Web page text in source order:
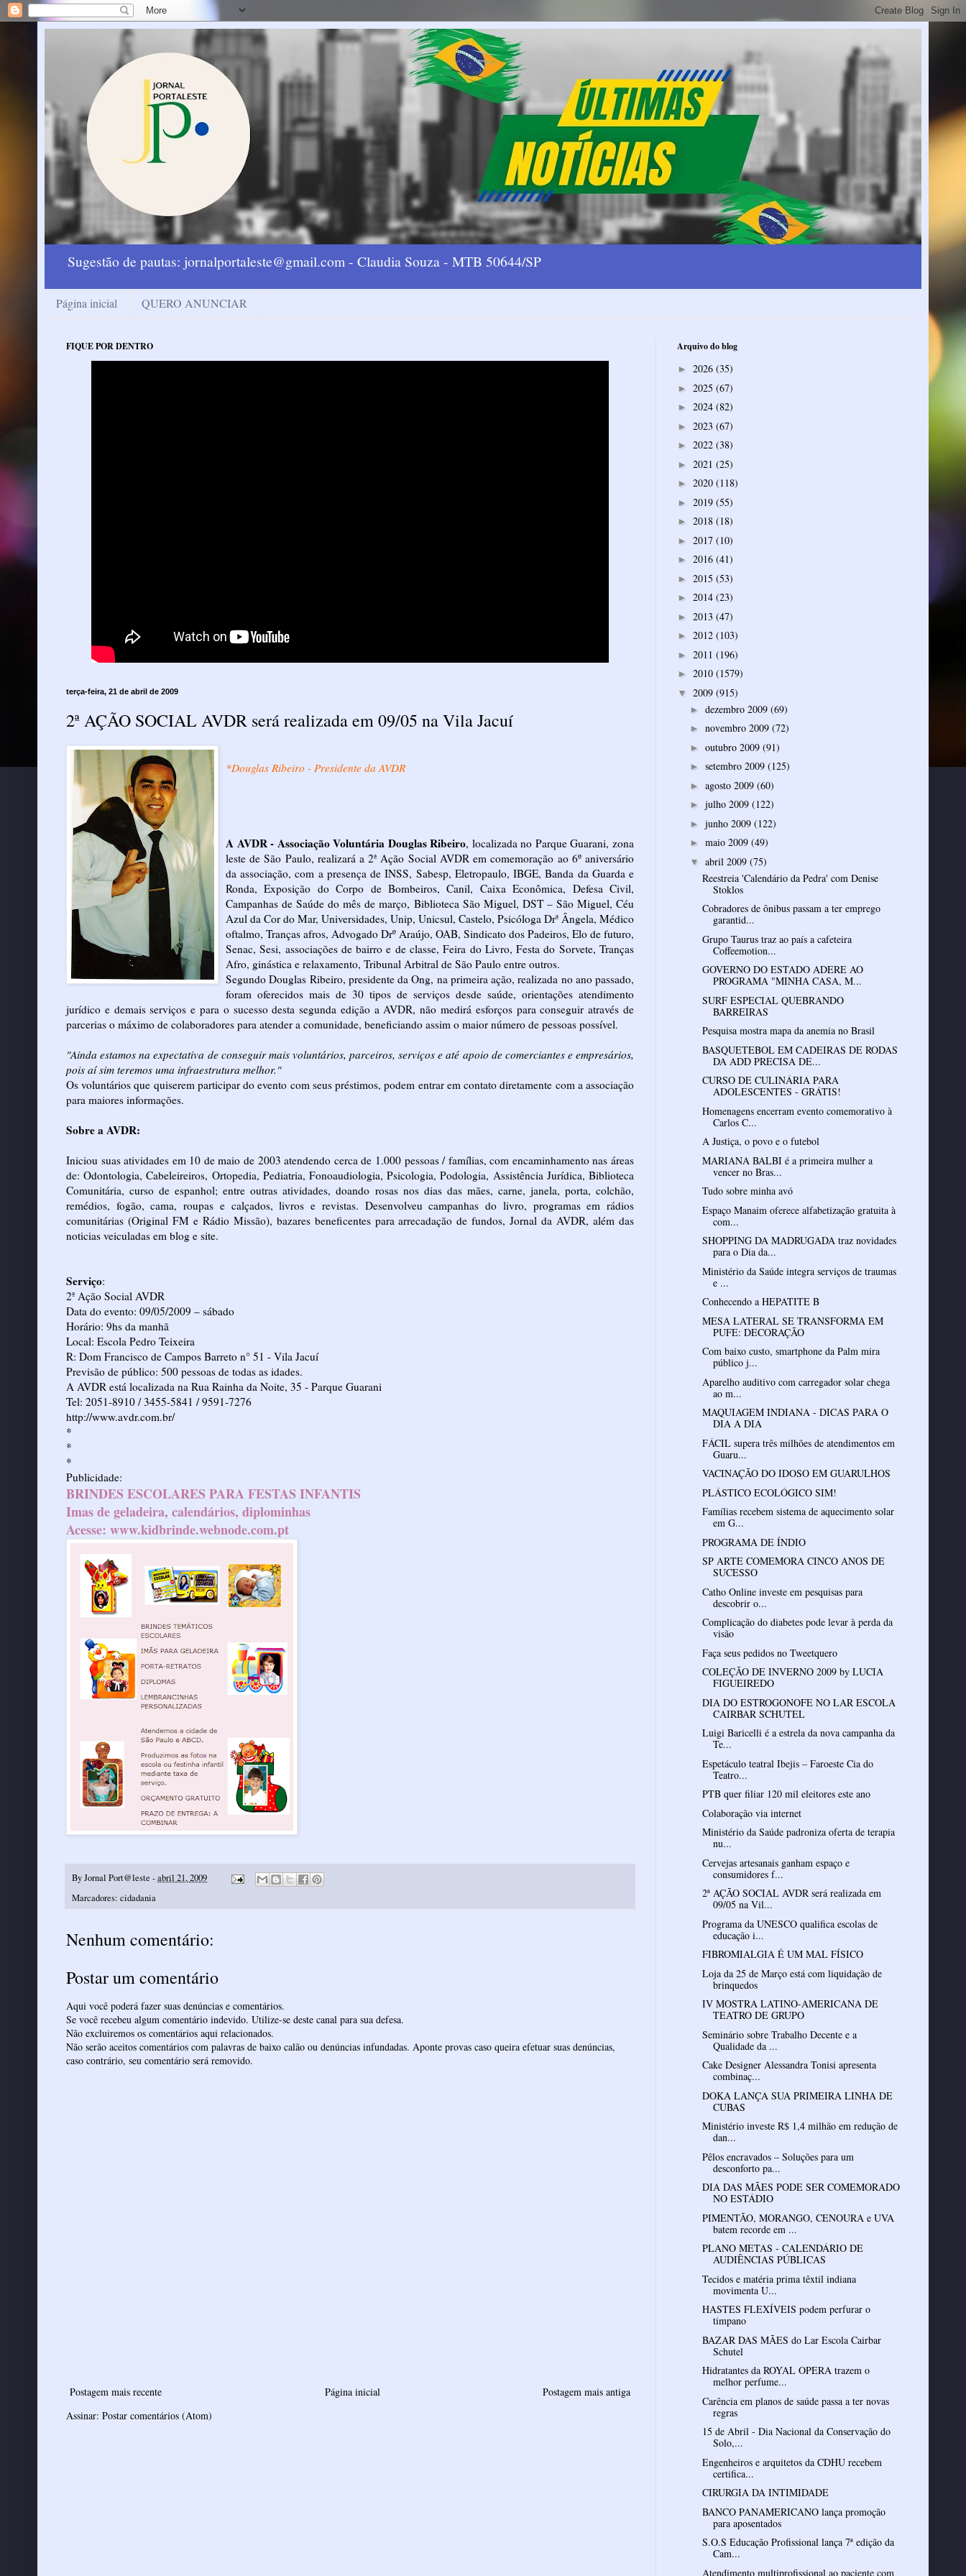
Sugestão de pautas: jornalportaleste@gmail.com - Claudia Souza - MTB 50644/SP
Página inicial QUERO ANUNCIAR
FIQUE POR DENTRO
terça-feira, 21 de abril de 2009
2ª AÇÃO SOCIAL AVDR será realizada em 09/05 na Vila Jacuí
*Douglas Ribeiro - Presidente da AVDR
A AVDR - Associação Voluntária Douglas Ribeiro, localizada no Parque Guarani, zona
leste de São Paulo, realizará a 2ª Ação Social AVDR em comemoração ao 6º aniversário
da associação, com a presença de INSS, Sabesp, Eletropaulo, IBGE, Banda da Guarda e
Ronda, Exposição do Corpo de Bombeiros, Canil, Caixa Econômica, Defesa Civil,
Campanhas de Saúde do mês de março, Biblioteca São Miguel, DST – São Miguel, Céu
Azul da Cor do Mar, Universidades, Unip, Unicsul, Castelo, Psicóloga Drª Ângela, Médico
oftalmo, Tranças afros, Advogado Drº Araújo, OAB, Sindicato dos Padeiros, Elo de futuro,
Senac, Sesi, associações de bairro e de classe, Feira do Livro, Festa do Sorvete, Tranças
Afro, ginástica e relaxamento, Tribunal Arbitral de São Paulo entre outros.
Segundo Douglas Ribeiro, presidente da Ong, na primeira ação, realizada no ano passado,
foram oferecidos mais de 30 tipos de serviços desde saúde, orientações atendimento
jurídico e demais serviços e para o sucesso desta segunda edição a AVDR, não medirá esforços para conseguir através de
parcerias o máximo de colaboradores para atender a comunidade, beneficiando assim o maior número de pessoas possível.
"Ainda estamos na expectativa de conseguir mais voluntários, parceiros, serviços e até apoio de comerciantes e empresários,
pois aí sim teremos uma infraestrutura melhor."
Os voluntários que quiserem participar do evento com seus préstimos, podem entrar em contato diretamente com a associação
para maiores informações.
Sobre a AVDR:
Iniciou suas atividades em 10 de maio de 2003 atendendo cerca de 1.000 pessoas / famílias, com encaminhamento nas áreas
de: Odontologia, Cabeleireiros, Ortopedia, Pediatria, Fonoaudiologia, Psicologia, Podologia, Assistência Jurídica, Biblioteca
Comunitária, curso de espanhol; entre outras atividades, doando rosas nos dias das mães, carne, janela, porta, colchão,
remédios, fogão, cama, roupas e calçados, livros e revistas. Desenvolveu campanhas do livro, programas em rádios
comunitárias (Original FM e Rádio Missão), bazares beneficentes para arrecadação de fundos, Jornal da AVDR, além das
noticias veiculadas em blog e site.
Serviço:
2ª Ação Social AVDR
Data do evento: 09/05/2009 – sábado
Horário: 9hs da manhã
Local: Escola Pedro Teixeira
R: Dom Francisco de Campos Barreto n° 51 - Vila Jacuí
Previsão de público: 500 pessoas de todas as idades.
A AVDR está localizada na Rua Rainha da Noite, 35 - Parque Guarani
Tel: 2051-8910 / 3455-5841 / 9591-7276
http://www.avdr.com.br/
*
*
*
Publicidade:
BRINDES ESCOLARES PARA FESTAS INFANTIS
Imas de geladeira, calendários, diplominhas
Acesse: www.kidbrinde.webnode.com.pt
ByJornal Port@leste -abril 21, 2009
Marcadores: cidadania
Nenhum comentário:
Postar um comentário
Aqui você poderá fazer suas denúncias e comentários.
Se você recebeu algum comentário indevido. Utilize-se deste canal para sua defesa.
Não excluiremos os comentários aqui relacionados.
Não serão aceitos comentários com palavras de baixo calão ou denúncias infundadas. Aponte provas caso queira efetuar suas denúncias,
caso contrário, seu comentário será removido.
Postagem mais recente Postagem mais antiga
Página inicial
Assinar: Postar comentários (Atom)
Arquivo do blog
► 2026 (35)
► 2025 (67)
► 2024 (82)
► 2023 (67)
► 2022 (38)
► 2021 (25)
► 2020 (118)
► 2019 (55)
► 2018 (18)
► 2017 (10)
► 2016 (41)
► 2015 (53)
► 2014 (23)
► 2013 (47)
► 2012 (103)
► 2011 (196)
► 2010 (1579)
▼ 2009 (915)
► dezembro 2009 (69)
► novembro 2009 (72)
► outubro 2009 (91)
► setembro 2009 (125)
► agosto 2009 (60)
► julho 2009 (122)
► junho 2009 (122)
► maio 2009 (49)
▼ abril 2009 (75)
Reestreia 'Calendário da Pedra' com Denise
Stoklos
Cobradores de ônibus passam a ter emprego
garantid...
Grupo Taurus traz ao país a cafeteira
Coffeemotion...
GOVERNO DO ESTADO ADERE AO
PROGRAMA "MINHA CASA, M...
SURF ESPECIAL QUEBRANDO
BARREIRAS
Pesquisa mostra mapa da anemia no Brasil
BASQUETEBOL EM CADEIRAS DE RODAS
DA ADD PRECISA DE...
CURSO DE CULINÁRIA PARA
ADOLESCENTES - GRÁTIS!
Homenagens encerram evento comemorativo à
Carlos C...
A Justiça, o povo e o futebol
MARIANA BALBI é a primeira mulher a
vencer no Bras...
Tudo sobre minha avó
Espaço Manaim oferece alfabetização gratuita à
com...
SHOPPING DA MADRUGADA traz novidades
para o Dia da...
Ministério da Saúde integra serviços de traumas
e ...
Conhecendo a HEPATITE B
MESA LATERAL SE TRANSFORMA EM
PUFE: DECORAÇÃO
Com baixo custo, smartphone da Palm mira
público j...
Aparelho auditivo com carregador solar chega
ao m...
MAQUIAGEM INDIANA - DICAS PARA O
DIA A DIA
FÁCIL supera três milhões de atendimentos em
Guaru...
VACINAÇÃO DO IDOSO EM GUARULHOS
PLÁSTICO ECOLÓGICO SIM!
Famílias recebem sistema de aquecimento solar
em G...
PROGRAMA DE ÍNDIO
SP ARTE COMEMORA CINCO ANOS DE
SUCESSO
Catho Online investe em pesquisas para
descobrir o...
Complicação do diabetes pode levar à perda da
visão
Faça seus pedidos no Tweetquero
COLEÇÃO DE INVERNO 2009 by LUCIA
FIGUEIREDO
DIA DO ESTROGONOFE NO LAR ESCOLA
CAIRBAR SCHUTEL
Luigi Baricelli é a estrela da nova campanha da
Te...
Espetáculo teatral Ibejis – Faroeste Cia do
Teatro...
PTB quer filiar 120 mil eleitores este ano
Colaboração via internet
Ministério da Saúde padroniza oferta de terapia
nu...
Cervejas artesanais ganham espaço e
consumidores f...
2ª AÇÃO SOCIAL AVDR será realizada em
09/05 na Vil...
Programa da UNESCO qualifica escolas de
educação i...
FIBROMIALGIA É UM MAL FÍSICO
Loja da 25 de Março está com liquidação de
brinquedos
IV MOSTRA LATINO-AMERICANA DE
TEATRO DE GRUPO
Seminário sobre Trabalho Decente e a
Qualidade da ...
Cake Designer Alessandra Tonisi apresenta
combinaç...
DOKA LANÇA SUA PRIMEIRA LINHA DE
CUBAS
Ministério investe R$ 1,4 milhão em redução de
dan...
Pêlos encravados – Soluções para um
desconforto pa...
DIA DAS MÃES PODE SER COMEMORADO
NO ESTÁDIO
PIMENTÃO, MORANGO, CENOURA e UVA
batem recorde em ...
PLANO METAS - CALENDÁRIO DE
AUDIÊNCIAS PÚBLICAS
Tecidos e matéria prima têxtil indiana
movimenta U...
HASTES FLEXÍVEIS podem perfurar o
timpano
BAZAR DAS MÃES do Lar Escola Cairbar
Schutel
Hidratantes da ROYAL OPERA trazem o
melhor perfume...
Carência em planos de saúde passa a ter novas
regras
15 de Abril - Dia Nacional da Conservação do
Solo,...
Engenheiros e arquitetos da CDHU recebem
certifica...
CIRURGIA DA INTIMIDADE
BANCO PANAMERICANO lança promoção
para aposentados
S.O.S Educação Profissional lança 7ª edição da
Cam...
Atendimento multiprofissional ao paciente com